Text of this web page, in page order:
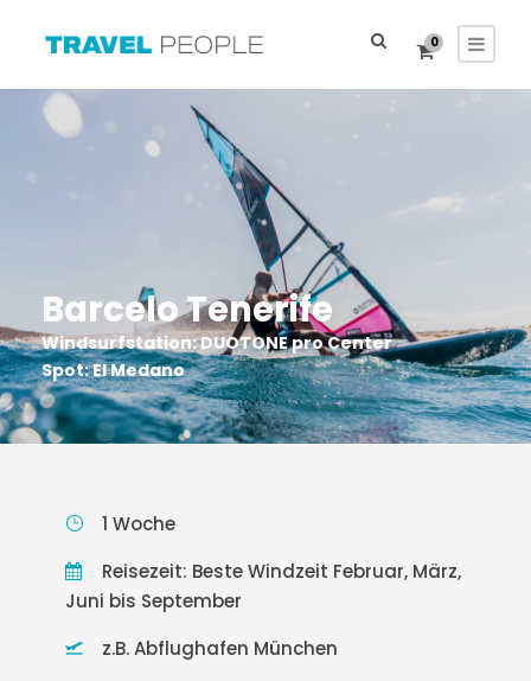
0
Barcelo Tenerife
Windsurfstation: DUOTONE pro Center
Spot: El Medano
1 Woche
Reisezeit: Beste Windzeit Februar, März,
Juni bis September
z.B. Abflughafen München